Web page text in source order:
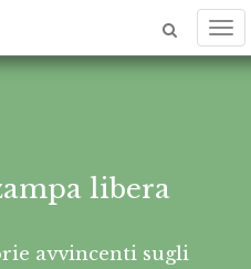
libera
avvincenti sugli